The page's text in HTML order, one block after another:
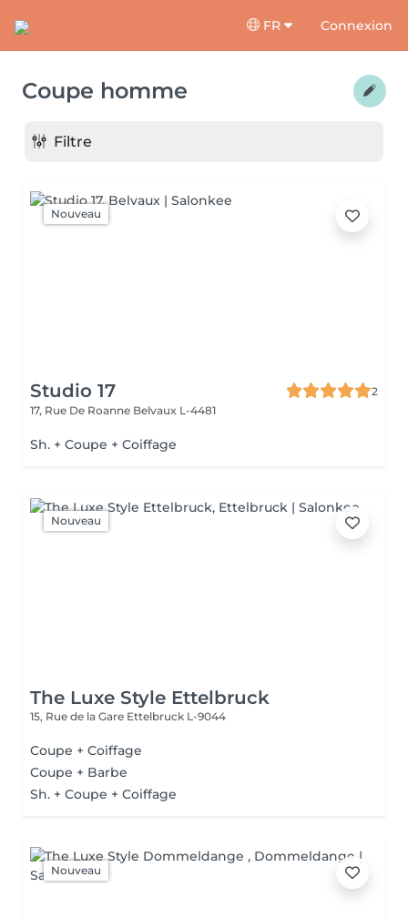
FR Connexion
Coupe homme
Filtre
Nouveau
Studio 17
2
17, Rue De Roanne Belvaux L-4481
Sh. + Coupe + Coiffage
Nouveau
The Luxe Style Ettelbruck
15, Rue de la Gare Ettelbruck L-9044
Coupe + Coiffage
Coupe + Barbe
Sh. + Coupe + Coiffage
Nouveau